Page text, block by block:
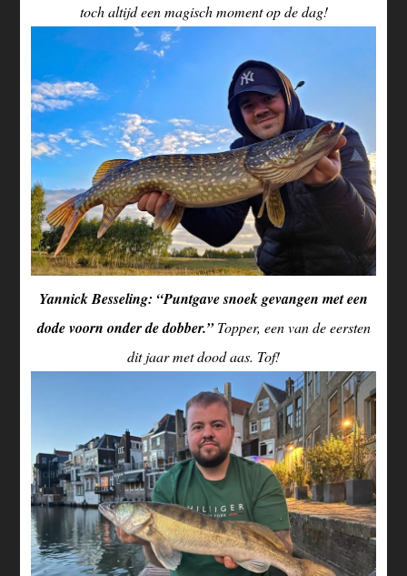
toch altijd een magisch moment op de dag!
Yannick Besseling: “Puntgave snoek gevangen met een
dode voorn onder de dobber.”Topper, een van de eersten
dit jaar met dood aas. Tof!